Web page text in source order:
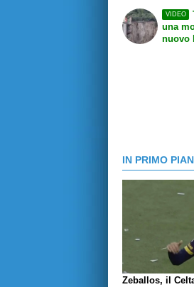
VIDEO
una
nuovo
IN PRIMO
Zeballos, il